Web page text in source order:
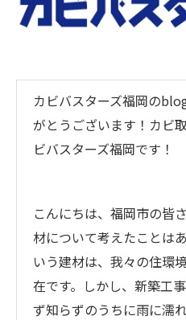
カビバスターズ福岡の
がとうございます！カビ
ビバスターズ福岡です！
こんにちは、福岡市の皆
材について考えたことは
いう建材は、我々の住環
在です。しかし、新築工
ず知らずのうちに雨に濡